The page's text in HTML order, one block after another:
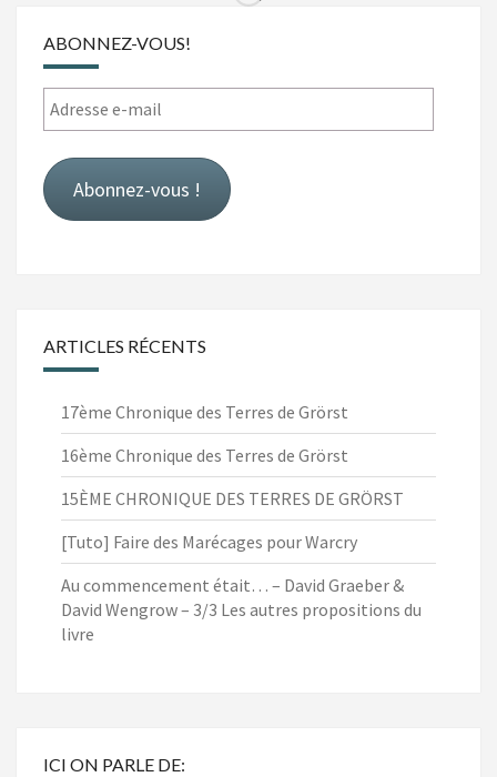
ABONNEZ-VOUS!
Adresse
e-
mail
Abonnez-vous !
ARTICLES RÉCENTS
17ème Chronique des Terres de Grörst
16ème Chronique des Terres de Grörst
15ÈME CHRONIQUE DES TERRES DE GRÖRST
[Tuto] Faire des Marécages pour Warcry
Au commencement était… – David Graeber &
David Wengrow – 3/3 Les autres propositions du
livre
ICI ON PARLE DE: